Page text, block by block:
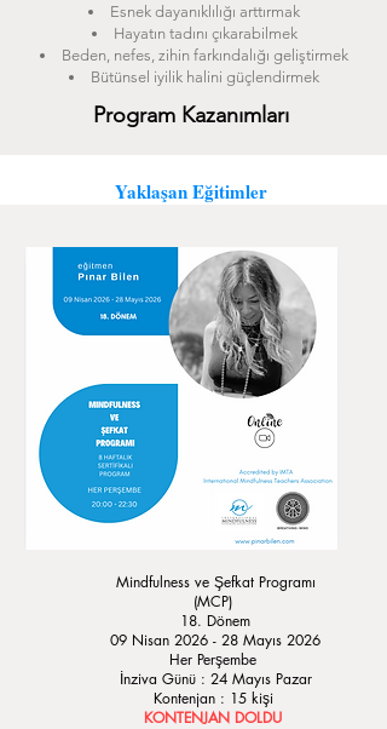
Esnek dayanıklılığı arttırmak
Hayatın tadını çıkarabilmek
Beden, nefes, zihin farkındalığı geliştirmek
Bütünsel iyilik halini güçlendirmek
Program Kazanımları
Yaklaşan Eğitimler
Mindfulness ve Şefkat Programı
(MCP)
18. Dönem
09 Nisan 2026 - 28 Mayıs 2026
Her Perşembe
İnziva Günü : 24 Mayıs Pazar
Kontenjan : 15 kişi
KONTENJAN DOLDU